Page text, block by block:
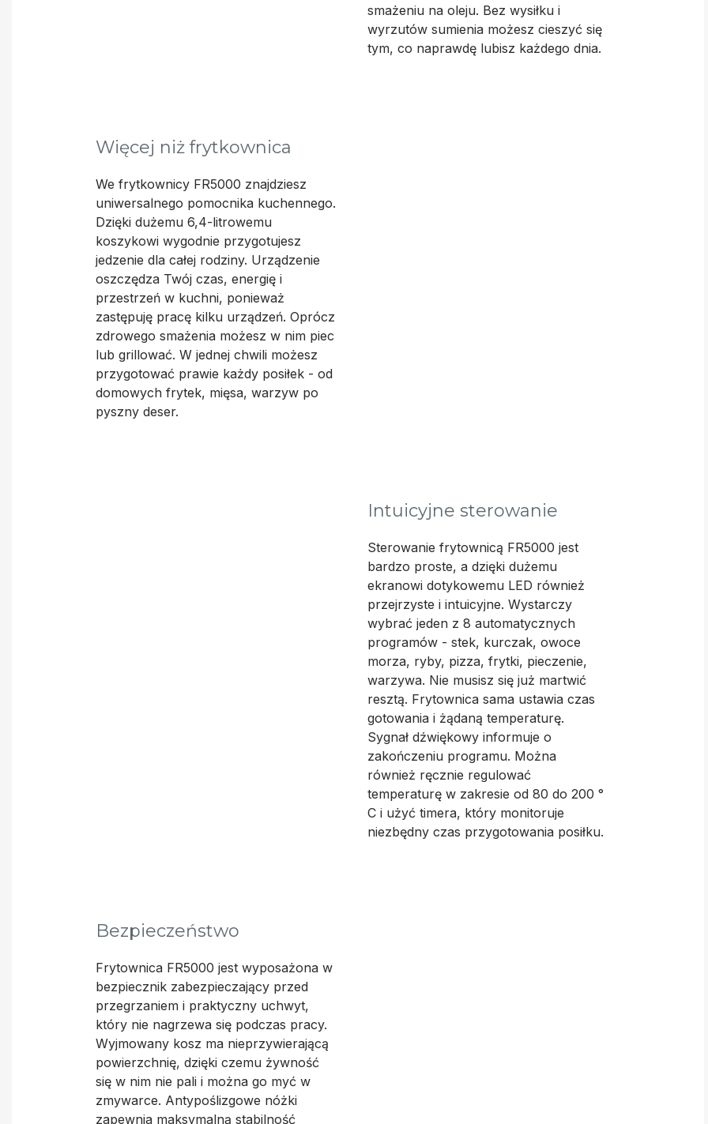
smażeniu na oleju. Bez wysiłku i
wyrzutów sumienia możesz cieszyć się
tym, co naprawdę lubisz każdego dnia.
Więcej niż frytkownica
We frytkownicy FR5000 znajdziesz
uniwersalnego pomocnika kuchennego.
Dzięki dużemu 6,4-litrowemu
koszykowi wygodnie przygotujesz
jedzenie dla całej rodziny. Urządzenie
oszczędza Twój czas, energię i
przestrzeń w kuchni, ponieważ
zastępuję pracę kilku urządzeń. Oprócz
zdrowego smażenia możesz w nim piec
lub grillować. W jednej chwili możesz
przygotować prawie każdy posiłek - od
domowych frytek, mięsa, warzyw po
pyszny deser.
Intuicyjne sterowanie
Sterowanie frytownicą FR5000 jest
bardzo proste, a dzięki dużemu
ekranowi dotykowemu LED również
przejrzyste i intuicyjne. Wystarczy
wybrać jeden z 8 automatycznych
programów - stek, kurczak, owoce
morza, ryby, pizza, frytki, pieczenie,
warzywa. Nie musisz się już martwić
resztą. Frytownica sama ustawia czas
gotowania i żądaną temperaturę.
Sygnał dźwiękowy informuje o
zakończeniu programu. Można
również ręcznie regulować
temperaturę w zakresie od 80 do 200 °
C i użyć timera, który monitoruje
niezbędny czas przygotowania posiłku.
Bezpieczeństwo
Frytownica FR5000 jest wyposażona w
bezpiecznik zabezpieczający przed
przegrzaniem i praktyczny uchwyt,
który nie nagrzewa się podczas pracy.
Wyjmowany kosz ma nieprzywierającą
powierzchnię, dzięki czemu żywność
się w nim nie pali i można go myć w
zmywarce. Antypoślizgowe nóżki
zapewnia maksymalną stabilność